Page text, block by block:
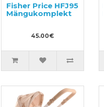
Fisher Price HFJ95
Mängukomplekt
45.00€